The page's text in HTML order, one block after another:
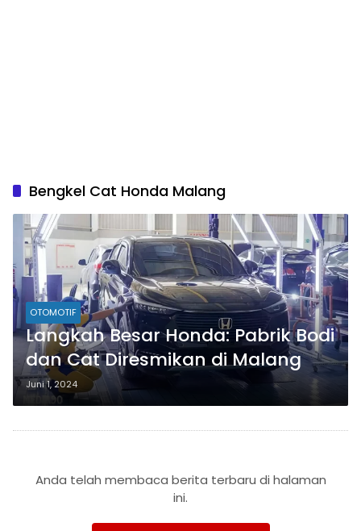
Bengkel Cat Honda Malang
OTOMOTIF
Langkah Besar Honda: Pabrik Bodi
dan Cat Diresmikan di Malang
Juni 1, 2024
Anda telah membaca berita terbaru di halaman
ini.